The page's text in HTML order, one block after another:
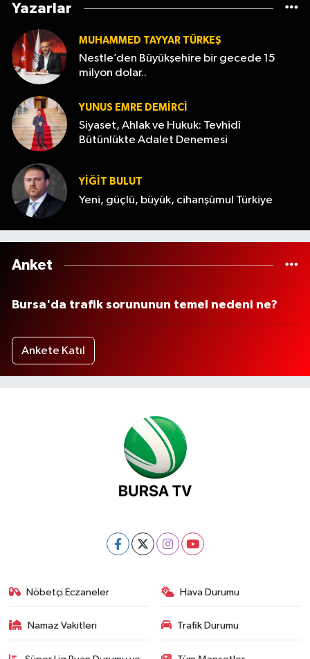
Yazarlar
MUHAMMED TAYYAR TÜRKEŞ
Nestle’den Büyükşehire bir gecede 15
milyon dolar..
YUNUS EMRE DEMIRCI
Siyaset, Ahlak ve Hukuk: Tevhidî
Bütünlükte Adalet Denemesi
YİĞİT BULUT
Yeni, güçlü, büyük, cihanşümul Türkiye
Anket
Bursa'da trafik sorununun temel nedeni ne?
Ankete Katıl
Nöbetçi Eczaneler Hava Durumu
Namaz Vakitleri Trafik Durumu